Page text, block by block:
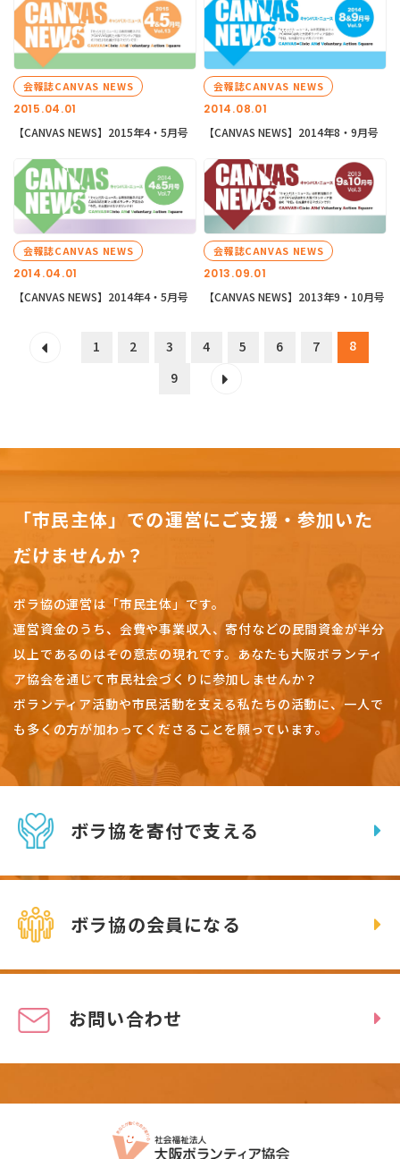
2015.04.01
会報誌CANVAS NEWS
【CANVAS NEWS】2015年4・5月号
2014.08.01
会報誌CANVAS NEWS
【CANVAS NEWS】2014年8・9月号
2014.04.01
会報誌CANVAS NEWS
【CANVAS NEWS】2014年4・5月号
2013.09.01
会報誌CANVAS NEWS
【CANVAS NEWS】2013年9・10月号
1 2 3 4 5 6 7
8
9
「市民主体」での運営にご支援・参加いた
だけませんか？
ボラ協の運営は「市民主体」です。
運営資金のうち、会費や事業収入、寄付などの民間資金が半分
以上であるのはその意志の現れです。 あなたも大阪ボランティ
ア協会を通じて市民社会づくりに参加しませんか？
ボランティア活動や市民活動を支える私たちの活動に、一人で
も多くの方が加わってくださることを願っています。
ボラ協を寄付で支える
ボラ協の会員になる
お問い合わせ